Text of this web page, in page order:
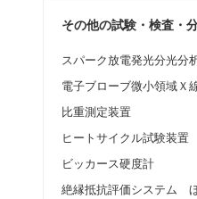
その他の試験・検査・
スパーク放電発光分光分
電子ブローブ微小領域Ｘ
比重測定装置
ヒートサイクル試験装置
ビッカース硬度計
絶縁抵抗評価システム